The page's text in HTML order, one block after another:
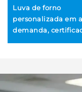
Luva de forno
personalizada em
demanda,
grelha